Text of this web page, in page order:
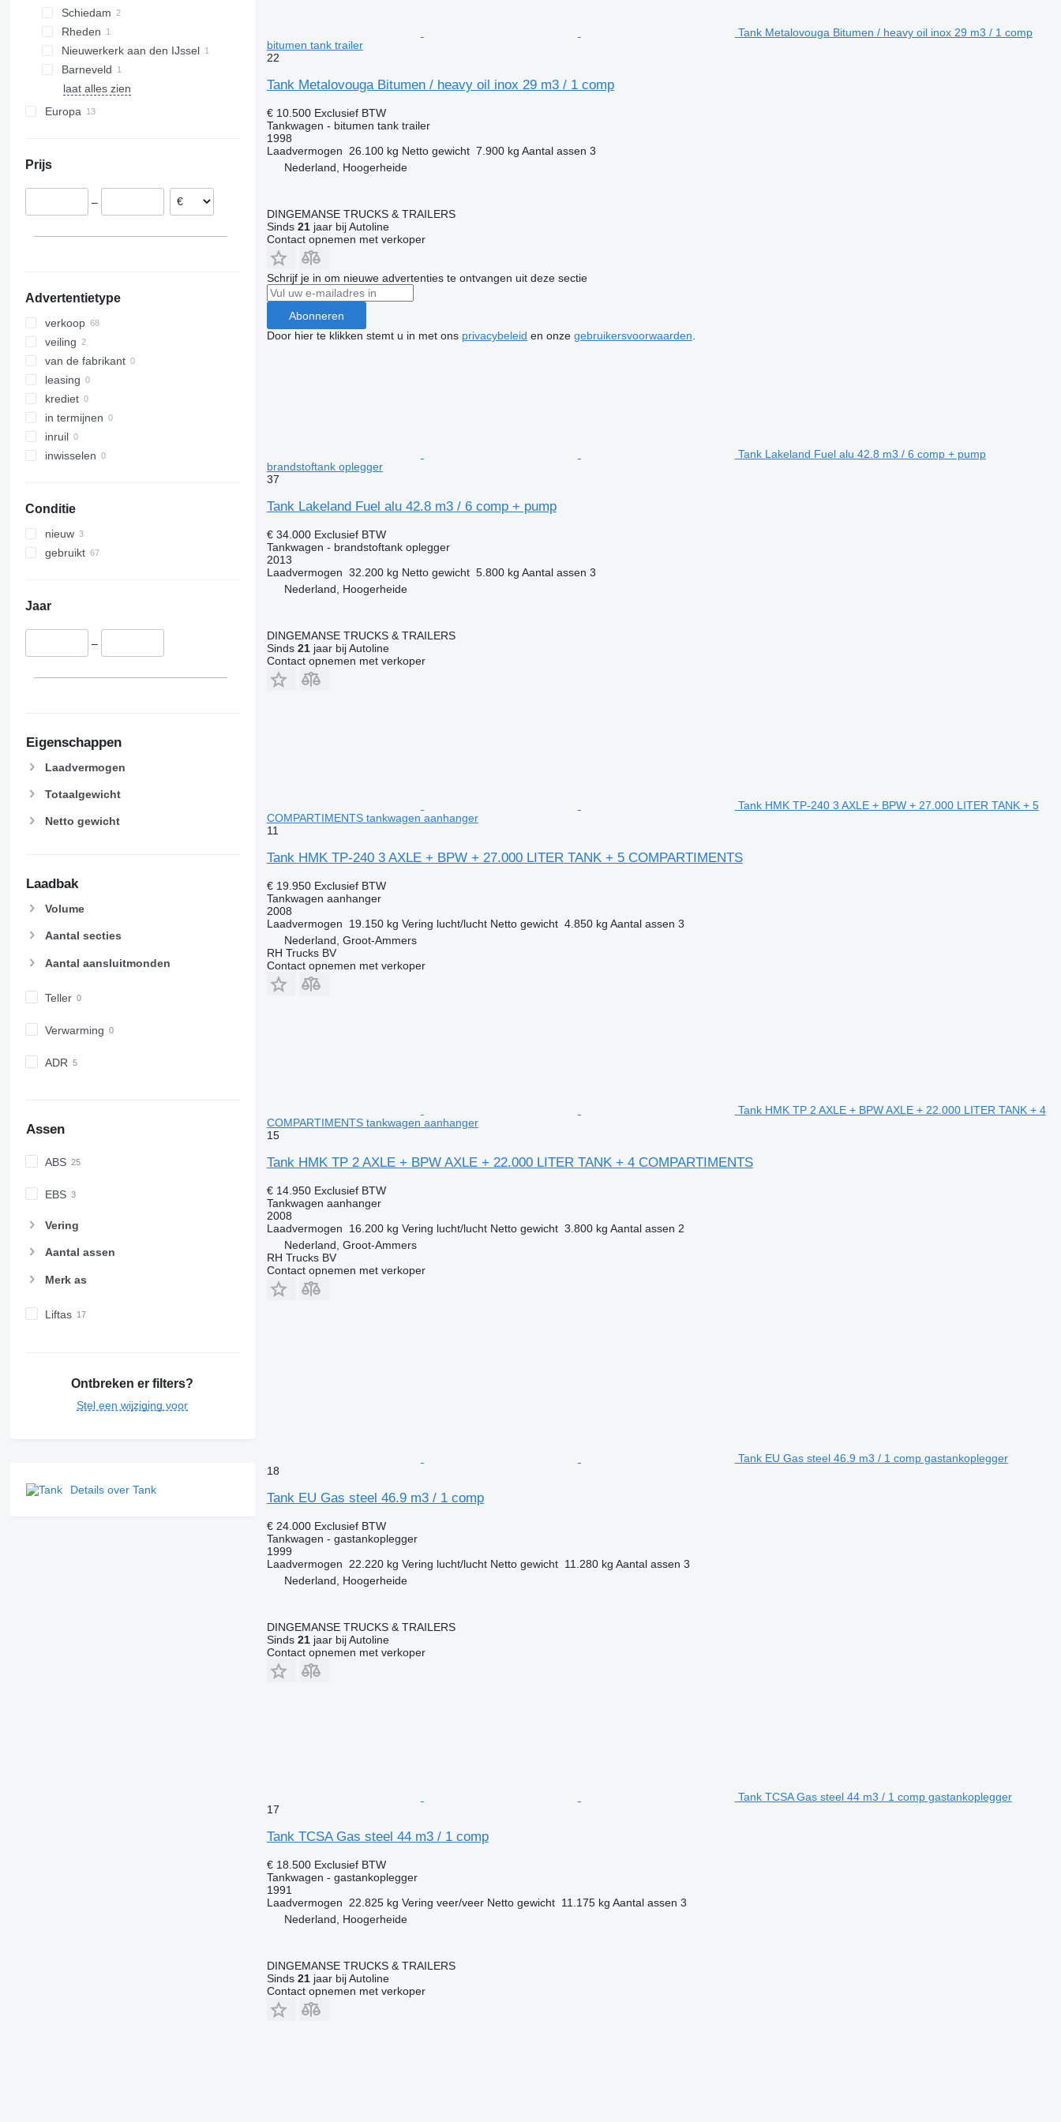
Schiedam
Rheden
Nieuwerkerk aan den IJssel
Barneveld
laat alles zien
Europa
Litouwen
Denemarken
Prijs
–
Advertentietype
verkoop
veiling
van de fabrikant
leasing
krediet
in termijnen
inruil
inwisselen
Conditie
nieuw
gebruikt
Jaar
–
Eigenschappen
Laadvermogen
Totaalgewicht
Netto gewicht
Laadbak
Volume
Aantal secties
Aantal aansluitmonden
Teller
Verwarming
ADR
Assen
ABS
EBS
Vering
Aantal assen
Merk as
Liftas
Ontbreken er filters?
Stel een wijziging voor
Details over Tank
Tank Metalovouga Bitumen / heavy oil inox 29 m3 / 1 comp
bitumen tank trailer
22
Tank Metalovouga Bitumen / heavy oil inox 29 m3 / 1 comp
€ 10.500 Exclusief BTW
Tankwagen - bitumen tank trailer
1998
Laadvermogen
26.100 kg Netto gewicht 7.900 kg Aantal assen 3
Nederland, Hoogerheide
DINGEMANSE TRUCKS & TRAILERS
Sinds 21jaar bij Autoline
Contact opnemen met verkoper
Schrijf je in om nieuwe advertenties te ontvangen uit deze sectie
Abonneren
Door hier te klikken stemt u in met ons privacybeleid en onze gebruikersvoorwaarden
Tank Lakeland Fuel alu 42.8 m3 / 6 comp + pump
brandstoftank oplegger
37
Tank Lakeland Fuel alu 42.8 m3 / 6 comp + pump
€ 34.000 Exclusief BTW
Tankwagen - brandstoftank oplegger
2013
Laadvermogen 32.200 kg Netto gewicht 5.800 kg Aantal assen 3
Nederland, Hoogerheide
DINGEMANSE TRUCKS & TRAILERS
Sinds 21jaar bij Autoline
Contact opnemen met verkoper
Tank HMK TP-240 3 AXLE + BPW + 27.000 LITER TANK + 5
COMPARTIMENTS tankwagen aanhanger
11
Tank HMK TP-240 3 AXLE + BPW + 27.000 LITER TANK + 5 COMPARTIMENTS
€ 19.950 Exclusief BTW
Tankwagen aanhanger
2008
Laadvermogen
19.150 kg Vering lucht/lucht Netto gewicht 4.850 kg Aantal assen 3
Nederland, Groot-Ammers
RH Trucks BV
Contact opnemen met verkoper
Tank HMK TP 2 AXLE + BPW AXLE + 22.000 LITER TANK + 4
COMPARTIMENTS tankwagen aanhanger
15
Tank HMK TP 2 AXLE + BPW AXLE + 22.000 LITER TANK + 4 COMPARTIMENTS
€ 14.950 Exclusief BTW
Tankwagen aanhanger
2008
Laadvermogen
16.200 kg Vering lucht/lucht Netto gewicht 3.800 kg Aantal assen 2
Nederland, Groot-Ammers
RH Trucks BV
Contact opnemen met verkoper
Tank EU Gas steel 46.9 m3 / 1 comp gastankoplegger
18
Tank EU Gas steel 46.9 m3 / 1 comp
€ 24.000 Exclusief BTW
Tankwagen - gastankoplegger
1999
Laadvermogen
22.220 kg Vering lucht/lucht Netto gewicht 11.280 kg Aantal assen 3
Nederland, Hoogerheide
DINGEMANSE TRUCKS & TRAILERS
Sinds 21jaar bij Autoline
Contact opnemen met verkoper
Tank TCSA Gas steel 44 m3 / 1 comp gastankoplegger
17
Tank TCSA Gas steel 44 m3 / 1 comp
€ 18.500 Exclusief BTW
Tankwagen - gastankoplegger
1991
Laadvermogen
22.825 kg Vering veer/veer Netto gewicht 11.175 kg Aantal assen 3
Nederland, Hoogerheide
DINGEMANSE TRUCKS & TRAILERS
Sinds 21jaar bij Autoline
Contact opnemen met verkoper